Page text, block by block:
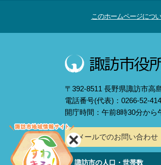
このホームページにつ
〒392-8511 長野県諏訪市高
電話番号(代表)：0266-52-
開庁時間：午前8時30分か
メールでのお問い合わせ
諏訪市の人口・世帯数